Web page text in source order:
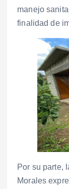
manejo
finalidad de
Por su parte,
Morales